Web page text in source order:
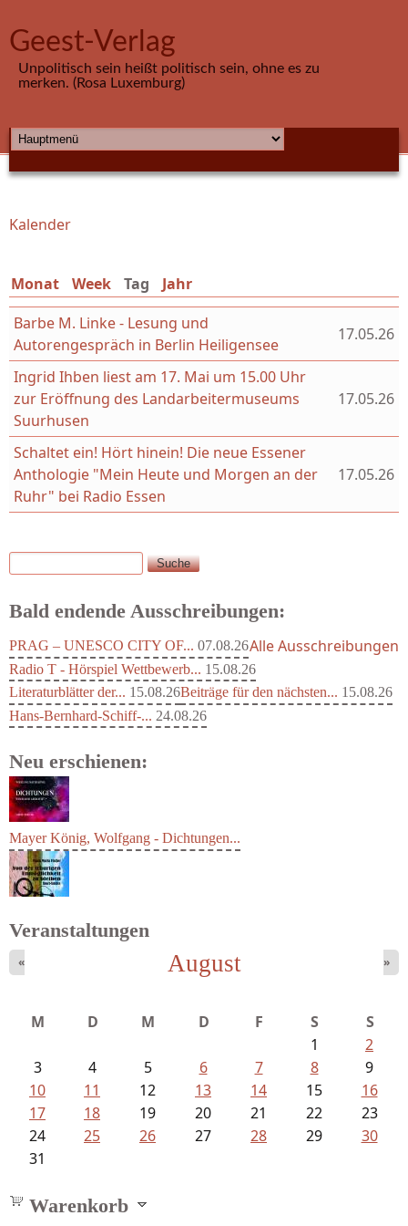
Geest-Verlag
Unpolitisch sein heißt politisch sein, ohne es zu
merken. (Rosa Luxemburg)
HAUPTMENÜ
Sie sind hier
Kalender
Monat Week Tag (aktiver Reiter)
Jahr
Barbe M. Linke - Lesung und
Autorengespräch in Berlin Heiligensee
17.05.26
Ingrid Ihben liest am 17. Mai um 15.00 Uhr
zur Eröffnung des Landarbeitermuseums
Suurhusen
17.05.26
Schaltet ein! Hört hinein! Die neue Essener
Anthologie "Mein Heute und Morgen an der
Ruhr" bei Radio Essen
17.05.26
Suchformular
Suche
Bald endende Ausschreibungen:
PRAG – UNESCO CITY OF... 07.08.26
Radio T - Hörspiel Wettbewerb... 15.08.26
Literaturblätter der... 15.08.26Beiträge für den nächsten... 15.08.26
Hans-Bernhard-Schiff-... 24.08.26
Alle Ausschreibungen
Neu erschienen:
Mayer König, Wolfgang - Dichtungen...
Veranstaltungen
August
« »
M D M D F S
S
1
2
3
4 5 6 7 8
9
10
11 12 13 14 15
16
17
18 19 20 21 22
23
24
25 26 27 28 29
30
31
Warenkorb